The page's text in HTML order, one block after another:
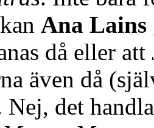
Ana Lains
då eller
även då
Nej, det